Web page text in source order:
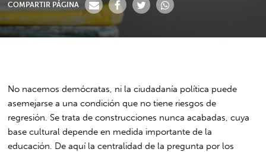
COMPARTIR PÁGINA
No nacemos demócratas, ni la ciudadanía política puede
asemejarse a una condición que no tiene riesgos de
regresión. Se trata de construcciones nunca acabadas, cuya
base cultural depende en medida importante de la
educación. De aquí la centralidad de la pregunta por los